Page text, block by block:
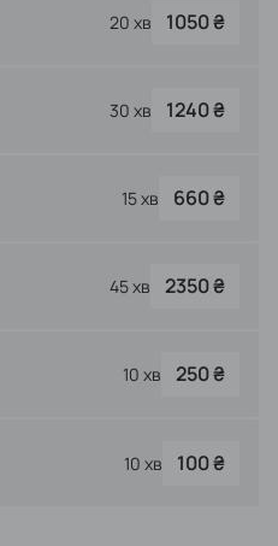
20 хв 1050 ₴
30 хв 1240 ₴
15 хв 660 ₴
45 хв 2350 ₴
10 хв 250 ₴
10 хв 100 ₴